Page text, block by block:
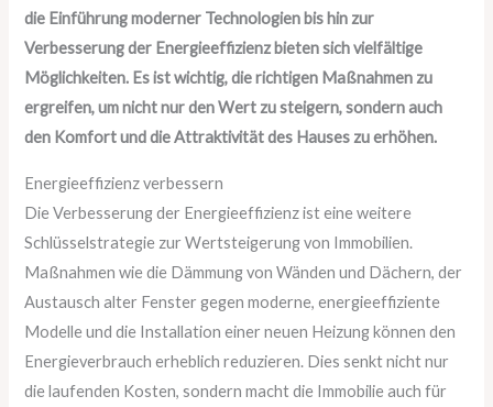
die Einführung moderner Technologien bis hin zur
Verbesserung der Energieeffizienz bieten sich vielfältige
Möglichkeiten. Es ist wichtig, die richtigen Maßnahmen zu
ergreifen, um nicht nur den Wert zu steigern, sondern auch
den Komfort und die Attraktivität des Hauses zu erhöhen.
Energieeffizienz verbessern
Die Verbesserung der Energieeffizienz ist eine weitere
Schlüsselstrategie zur Wertsteigerung von Immobilien.
Maßnahmen wie die Dämmung von Wänden und Dächern, der
Austausch alter Fenster gegen moderne, energieeffiziente
Modelle und die Installation einer neuen Heizung können den
Energieverbrauch erheblich reduzieren. Dies senkt nicht nur
die laufenden Kosten, sondern macht die Immobilie auch für